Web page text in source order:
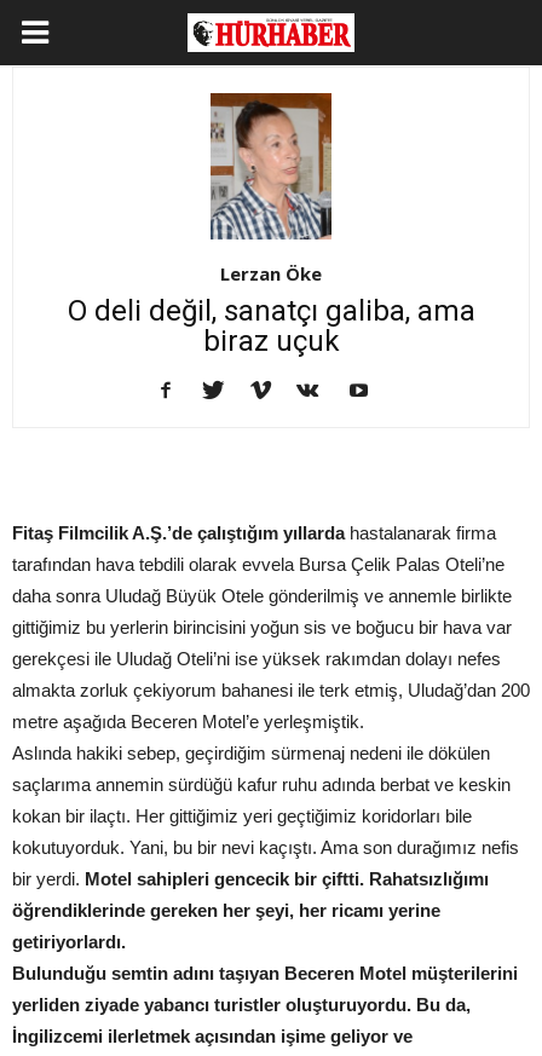
Lerzan Öke
O deli değil, sanatçı galiba, ama
biraz uçuk
Fitaş Filmcilik A.Ş.’de çalıştığım yıllardahastalanarak firma
tarafından hava tebdili olarak evvela Bursa Çelik Palas Oteli’ne
daha sonra Uludağ Büyük Otele gönderilmiş ve annemle birlikte
gittiğimiz bu yerlerin birincisini yoğun sis ve boğucu bir hava var
gerekçesi ile Uludağ Oteli’ni ise yüksek rakımdan dolayı nefes
almakta zorluk çekiyorum bahanesi ile terk etmiş, Uludağ’dan 200
metre aşağıda Beceren Motel’e yerleşmiştik.
Aslında hakiki sebep, geçirdiğim sürmenaj nedeni ile dökülen
saçlarıma annemin sürdüğü kafur ruhu adında berbat ve keskin
kokan bir ilaçtı. Her gittiğimiz yeri geçtiğimiz koridorları bile
kokutuyorduk. Yani, bu bir nevi kaçıştı. Ama son durağımız nefis
bir yerdi. Motel sahipleri gencecik bir çiftti. Rahatsızlığımı
öğrendiklerinde gereken her şeyi, her ricamı yerine
getiriyorlardı.
Bulunduğu semtin adını taşıyan Beceren Motel müşterilerini
yerliden ziyade yabancı turistler oluşturuyordu. Bu da,
İngilizcemi ilerletmek açısından işime geliyor ve